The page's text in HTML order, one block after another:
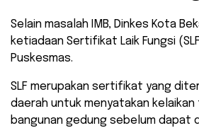
Selain masalah IMB, Dinkes Kota
ketiadaan Sertifikat Laik Fungsi
Puskesmas.
SLF merupakan sertifikat yang
daerah untuk menyatakan
bangunan gedung sebelum dapat